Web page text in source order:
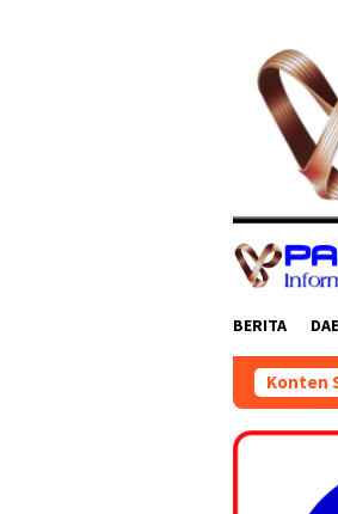
BERITA
Konten
Saat Membuka SiBakul Creative Local